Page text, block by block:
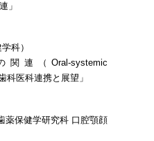
」
科）
関連（Oral-systemic
科医科連携と展望」
薬保健学研究科 口腔顎顔